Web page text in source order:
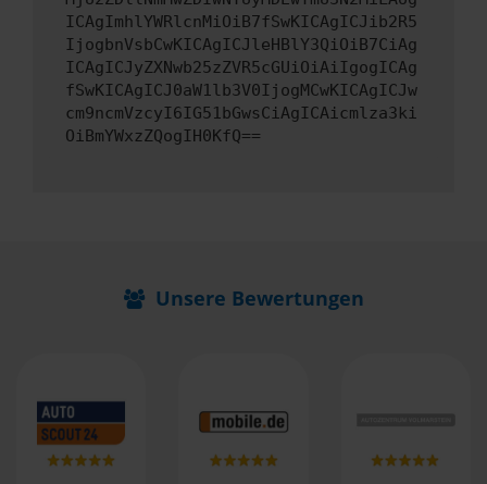
ICAgImhlYWRlcnMiOiB7fSwKICAgICJib2R5
IjogbnVsbCwKICAgICJleHBlY3QiOiB7CiAg
ICAgICJyZXNwb25zZVR5cGUiOiAiIgogICAg
fSwKICAgICJ0aW1lb3V0IjogMCwKICAgICJw
cm9ncmVzcyI6IG51bGwsCiAgICAicmlza3ki
OiBmYWxzZQogIH0KfQ==
Unsere Bewertungen